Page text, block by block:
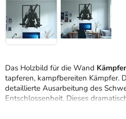
Das Holzbild für die Wand
tapferen, kampfbereiten Kämpfer.
detaillierte Ausarbeitung des
Entschlossenheit. Dieses
wird Ihrem Innenraum einen